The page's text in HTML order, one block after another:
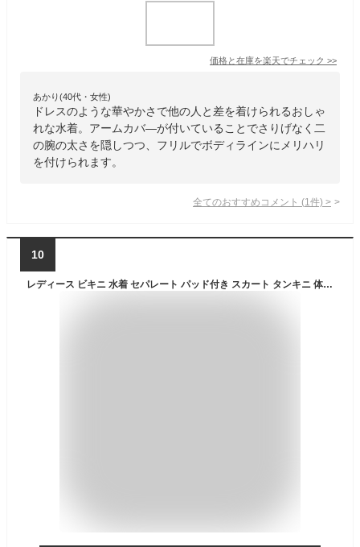
価格と在庫を楽天でチェック >>
あかり(40代・女性)
ドレスのような華やかさで他の人と差を着けられるおしゃ
れな水着。アームカバ―が付いていることでさりげなく二
の腕の太さを隠しつつ、フリルでボディラインにメリハリ
を付けられます。
全てのおすすめコメント (1 件) >
10
レディース ビキニ 水着 セパレート パッド付き スカート タンキニ 体型カバー 上下セット スクール水着 露出控えめ 可愛い チェック フリル ショートパンツ付き 小胸 スイムウェア バスト セクシー オフショルダー 韓国 みずぎ ブラック 温泉 旅行 水遊び プール 海水浴